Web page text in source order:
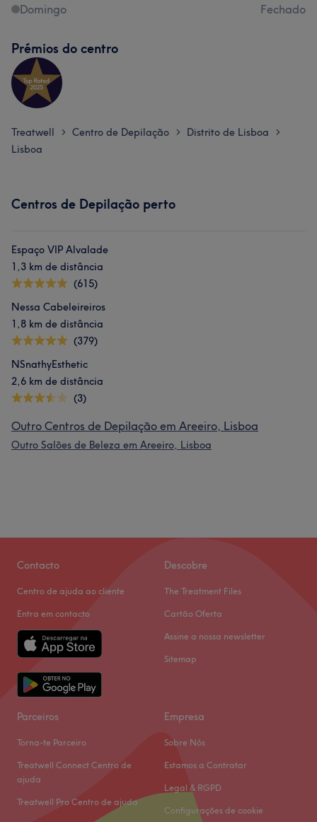
Domingo
Fechado
Prémios do centro
Treatwell > Centro de Depilação > Distrito de Lisboa >
Lisboa
Centros de Depilação perto
Espaço VIP Alvalade
1,3 km de distância
(615)
Nessa Cabeleireiros
1,8 km de distância
(379)
NSnathyEsthetic
2,6 km de distância
(3)
Outro Centros de Depilação em Areeiro, Lisboa
Outro Salões de Beleza em Areeiro, Lisboa
Contacto
Centro de ajuda ao cliente
Entra em contacto
Descobre
The Treatment Files
Cartão Oferta
Assine a nossa newsletter
Sitemap
Parceiros
Torna-te Parceiro
Treatwell Connect Centro de
ajuda
Treatwell Pro Centro de ajuda
Empresa
Sobre Nós
Estamos a Contratar
Legal & RGPD
Configurações de cookie